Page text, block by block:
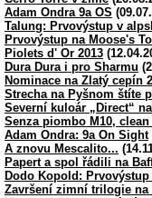
Adam Ondra 9a OS
Talung: Prvovýstup v
Prvovýstup na Moose's
Piolets d' Or 2013
Dura Dura i pro Sharmu
Nominace na Zlatý cepín
Strecha na Pyšnom štíte
Severní kuloár „Direct“
Senza piombo M10, clean
Adam Ondra: 9a On Sight
A znovu Mescalito...
Papert a spol řádili na
Dodo Kopold:
Završení zimní trilogie na